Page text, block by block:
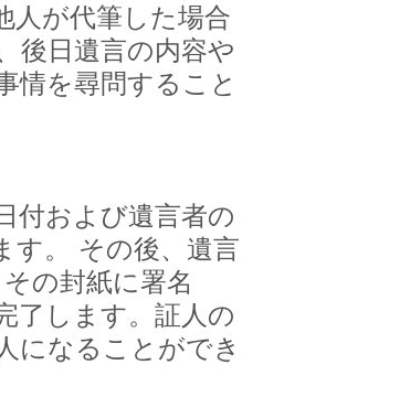
人が代筆した場合
後日遺言の内容や
情を尋問すること
付および遺言者の
す。 その後、遺言
の封紙に署名
了します。証人の
になることができ